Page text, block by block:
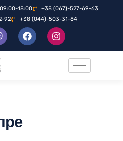
18:00
+38 (067)-527-69-63
92
+38 (044)-503-31-84